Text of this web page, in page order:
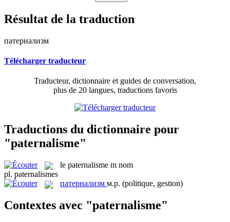
Résultat de la traduction
патернализм
Télécharger traducteur
Traducteur, dictionnaire et guides de conversation,
plus de 20 langues, traductions favoris
Traductions du dictionnaire pour
"paternalisme"
le paternalisme m nom
pl. paternalismes
патернализм м.р. (politique, gestion)
Contextes avec "paternalisme"